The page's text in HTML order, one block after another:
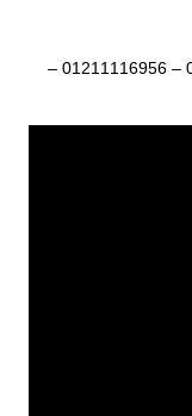
شركة ماكينات التعبئة والتغليف 01211116954 – 01211116956 –